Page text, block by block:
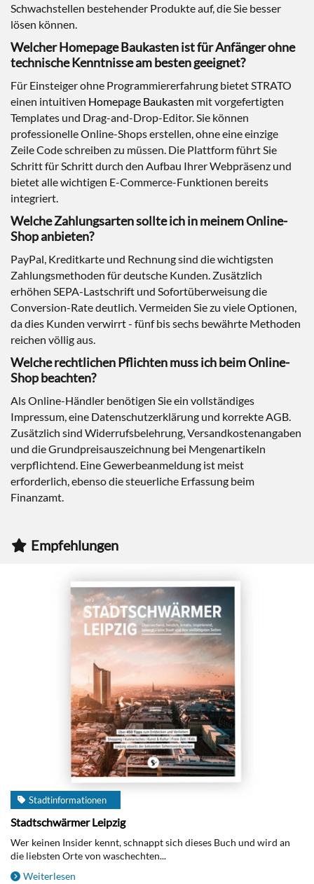
Schwachstellen bestehender Produkte auf, die Sie besser
lösen können.
Welcher Homepage Baukasten ist für Anfänger ohne
technische Kenntnisse am besten geeignet?
Für Einsteiger ohne Programmiererfahrung bietet STRATO
einen intuitiven Homepage Baukasten mit vorgefertigten
Templates und Drag-and-Drop-Editor. Sie können
professionelle Online-Shops erstellen, ohne eine einzige
Zeile Code schreiben zu müssen. Die Plattform führt Sie
Schritt für Schritt durch den Aufbau Ihrer Webpräsenz und
bietet alle wichtigen E-Commerce-Funktionen bereits
integriert.
Welche Zahlungsarten sollte ich in meinem Online-
Shop anbieten?
PayPal, Kreditkarte und Rechnung sind die wichtigsten
Zahlungsmethoden für deutsche Kunden. Zusätzlich
erhöhen SEPA-Lastschrift und Sofortüberweisung die
Conversion-Rate deutlich. Vermeiden Sie zu viele Optionen,
da dies Kunden verwirrt - fünf bis sechs bewährte Methoden
reichen völlig aus.
Welche rechtlichen Pflichten muss ich beim Online-
Shop beachten?
Als Online-Händler benötigen Sie ein vollständiges
Impressum, eine Datenschutzerklärung und korrekte AGB.
Zusätzlich sind Widerrufsbelehrung, Versandkostenangaben
und die Grundpreisauszeichnung bei Mengenartikeln
verpflichtend. Eine Gewerbeanmeldung ist meist
erforderlich, ebenso die steuerliche Erfassung beim
Finanzamt.
Empfehlungen
Stadtinformationen
Stadtschwärmer Leipzig
Wer keinen Insider kennt, schnappt sich dieses Buch und wird an
die liebsten Orte von waschechten...
Weiterlesen